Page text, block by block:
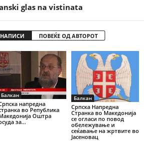
glas na vistinata
ПОВЕЌЕ ОД АВТОРОТ
Балкан
напредна
во Република
Оштра
за...
Балкан
Српска Напредна
Странка во Македонија
се огласи по повод
обележување и
сеќавање на жртвите во
Јасеновац